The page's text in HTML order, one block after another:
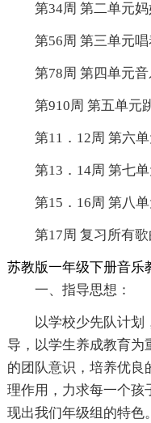
第34周 第二单元
第56周 第三单元
第78周 第四单元
第910周 第五单元
第11．12周 第六
第13．14周 第七
第15．16周 第八
第17周 复习所有
苏教版一年级下册音乐
一、指导思想：
以学校少先队计划
导，以学生养成教育为
的团队意识，培养优良
理作用，力求每一个孩
现出我们年级组的特色。